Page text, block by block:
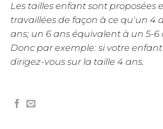
Les tailles enfant sont proposées
travaillées de façon à ce qu'un 4
ans; un 6 ans équivalent à un 5-6
Donc par exemple: si votre
dirigez-vous sur la taille 4 ans.